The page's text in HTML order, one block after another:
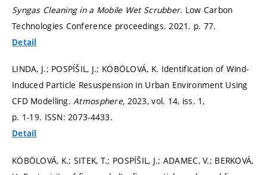
Syngas Cleaning in a Mobile Wet Scrubber. Low Carbon
Technologies Conference proceedings. 2021. p. 77.
Detail
LINDA, J.; POSPÍŠIL, J.; KÖBÖLOVÁ, K. Identification of Wind-
Induced Particle Resuspension in Urban Environment Using
CFD Modelling.Atmosphere, 2023, vol. 14, iss. 1,
p. 1-19. ISSN: 2073-4433.
Detail
KÖBÖLOVÁ, K.; SITEK, T.; POSPÍŠIL, J.; ADAMEC, V.; BERKOVÁ,